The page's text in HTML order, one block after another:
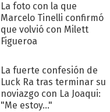
La foto con la que
Marcelo Tinelli confirmó
que volvió con Milett
Figueroa
La fuerte confesión de
Luck Ra tras terminar su
noviazgo con La Joaqui:
"Me estoy..."